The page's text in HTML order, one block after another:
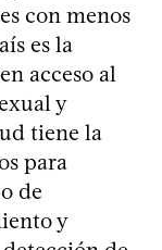
con menos
es la
acceso al
y
tiene la
para
de
y